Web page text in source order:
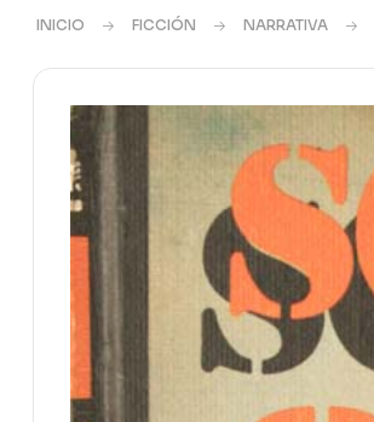
INICIO FICCIÓN NARRATIVA